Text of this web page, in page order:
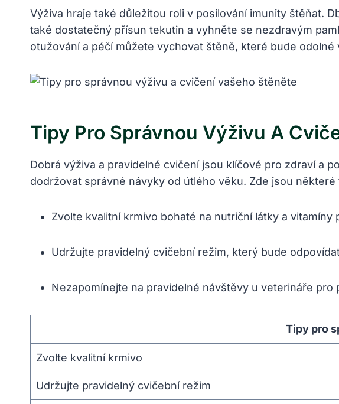
Výživa hraje také důležitou roli v posilování imunity štěňat.
také dostatečný přísun tekutin a vyhněte se nezdravým
otužování a péčí můžete vychovat štěně, které bude
Tipy Pro Správnou Výživu A
Dobrá výživa a pravidelné cvičení jsou klíčové pro zdraví a
dodržovat správné návyky od útlého věku. Zde jsou
Zvolte kvalitní krmivo bohaté na nutriční látky a vitamíny
Udržujte pravidelný cvičební režim, který bude
Nezapomínejte na pravidelné návštěvy u veterináře
Tipy pro
Zvolte kvalitní krmivo
Udržujte pravidelný cvičební režim